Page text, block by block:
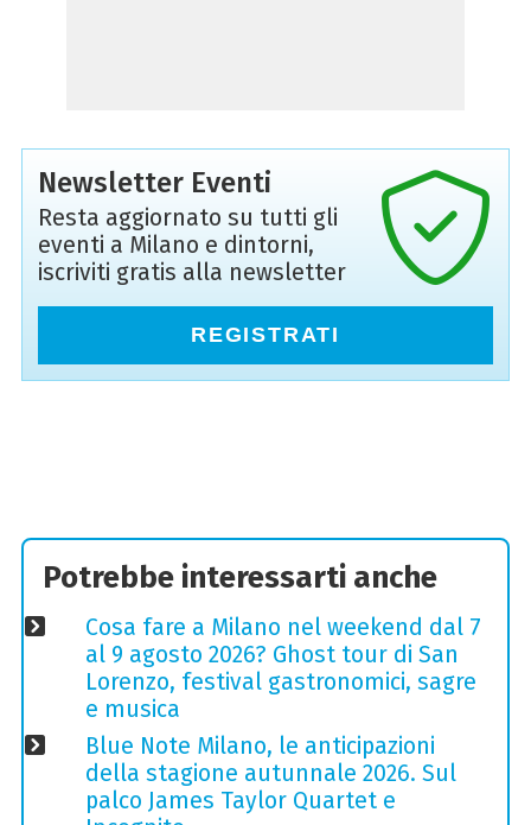
Newsletter Eventi
Resta aggiornato su tutti gli
eventi a Milano e dintorni,
iscriviti gratis alla newsletter
REGISTRATI
Potrebbe interessarti anche
Cosa fare a Milano nel weekend dal 7
al 9 agosto 2026? Ghost tour di San
Lorenzo, festival gastronomici, sagre
e musica
Blue Note Milano, le anticipazioni
della stagione autunnale 2026. Sul
palco James Taylor Quartet e